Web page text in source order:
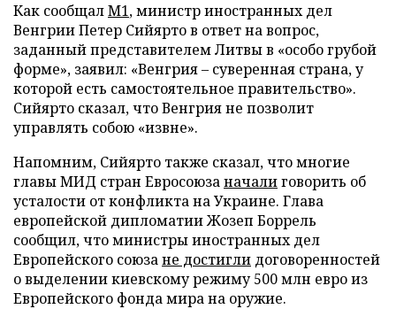
Как сообщалМ1, министр иностранных дел
Венгрии Петер Сийярто в ответ на вопрос,
заданный представителем Литвы в «особо грубой
форме», заявил: «Венгрия – суверенная страна, у
которой есть самостоятельное правительство».
Сийярто сказал, что Венгрия не позволит
управлять собою «извне».
Напомним, Сийярто также сказал, что многие
главы МИД стран Евросоюзаначалиговорить об
усталости от конфликта на Украине. Глава
европейской дипломатии Жозеп Боррель
сообщил, что министры иностранных дел
Европейского союзане достигли договоренностей
о выделении киевскому режиму 500 млн евро из
Европейского фонда мира на оружие.